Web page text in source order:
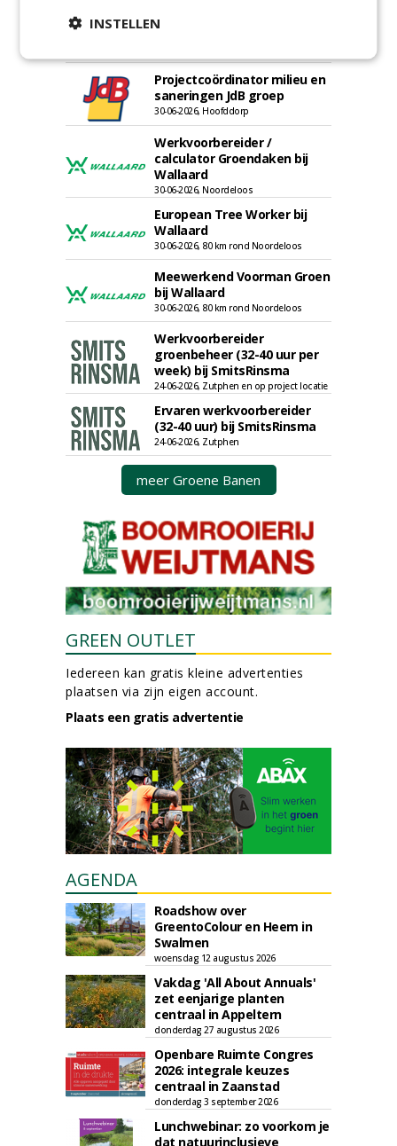
Accountmanager Nederland
bij Dabekausen
Projectcoördinator milieu en
saneringen JdB groep
30-06-2026, Hoofddorp
Werkvoorbereider /
calculator Groendaken bij
Wallaard
30-06-2026, Noordeloos
European Tree Worker bij
Wallaard
30-06-2026, 80 km rond Noordeloos
Meewerkend Voorman Groen
bij Wallaard
30-06-2026, 80 km rond Noordeloos
Werkvoorbereider
groenbeheer (32-40 uur per
week) bij SmitsRinsma
24-06-2026, Zutphen en op project locatie
Ervaren werkvoorbereider
(32-40 uur) bij SmitsRinsma
24-06-2026, Zutphen
meer Groene Banen
GREEN OUTLET
Iedereen kan gratis kleine advertenties
plaatsen via zijn eigen account.
Plaats een gratis advertentie
AGENDA
Roadshow over
GreentoColour en Heem in
Swalmen
woensdag 12 augustus 2026
Vakdag 'All About Annuals'
zet eenjarige planten
centraal in Appeltern
donderdag 27 augustus 2026
Openbare Ruimte Congres
2026: integrale keuzes
centraal in Zaanstad
donderdag 3 september 2026
Lunchwebinar: zo voorkom je
dat natuurinclusieve
INSTELLEN